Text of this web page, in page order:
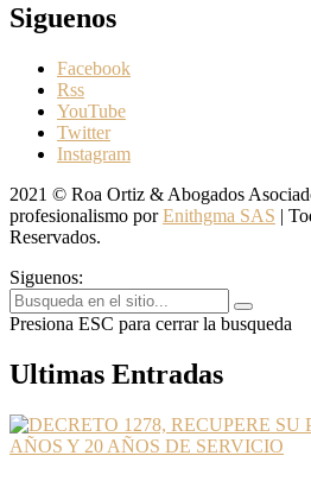
Siguenos
Facebook
Rss
YouTube
Twitter
Instagram
2021 © Roa Ortiz & Abogados
profesionalismo porEnithgma SAS |
Reservados.
Siguenos:
Presiona ESC para cerrar la busqueda
Ultimas Entradas